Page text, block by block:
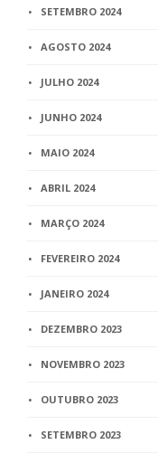
SETEMBRO 2024
AGOSTO 2024
JULHO 2024
JUNHO 2024
MAIO 2024
ABRIL 2024
MARÇO 2024
FEVEREIRO 2024
JANEIRO 2024
DEZEMBRO 2023
NOVEMBRO 2023
OUTUBRO 2023
SETEMBRO 2023